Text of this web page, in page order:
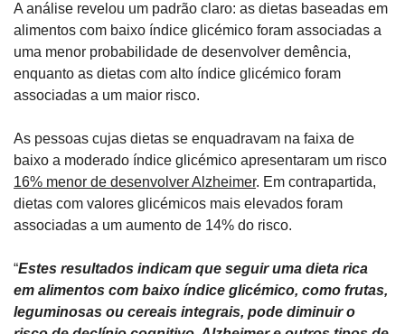
A análise revelou um padrão claro: as dietas baseadas em
alimentos com baixo índice glicémico foram associadas a
uma menor probabilidade de desenvolver demência,
enquanto as dietas com alto índice glicémico foram
associadas a um maior risco.
As pessoas cujas dietas se enquadravam na faixa de
16% menor de desenvolver Alzheimer. Em contrapartida,
dietas com valores glicémicos mais elevados foram
associadas a um aumento de 14% do risco.
“Estes resultados indicam que seguir uma dieta rica
em alimentos com baixo índice glicémico, como frutas,
leguminosas ou cereais integrais, pode diminuir o